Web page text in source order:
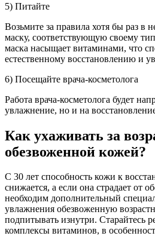
5) Питайте
Возьмите за правила хотя бы раз в
маску, соответствующую своему
маска насыщает витаминами, что
естественному восстановлению и
6) Посещайте врача-косметолога
Работа врача-косметолога будет
увлажнение, но и на
Как ухаживать за
обезвоженной кожей?
С 30 лет способность кожи к
снижается, а если она страдает от
необходим дополнительный
увлажнения обезвоженную
подпитывать изнутри. Старайтесь
комплексы витаминов, в